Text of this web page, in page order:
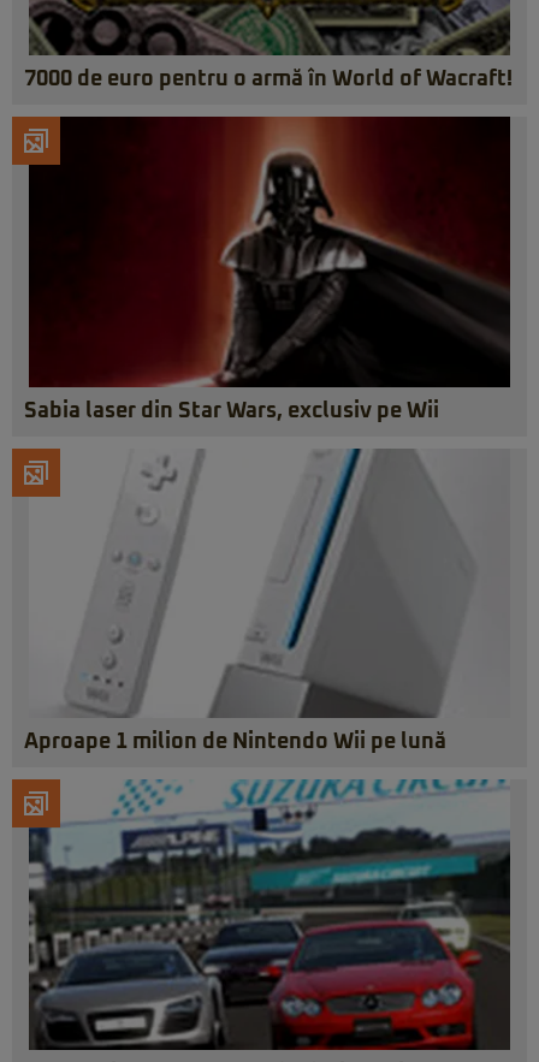
7000 de euro pentru o armă în World of Wacraft!
Sabia laser din Star Wars, exclusiv pe Wii
Aproape 1 milion de Nintendo Wii pe lună